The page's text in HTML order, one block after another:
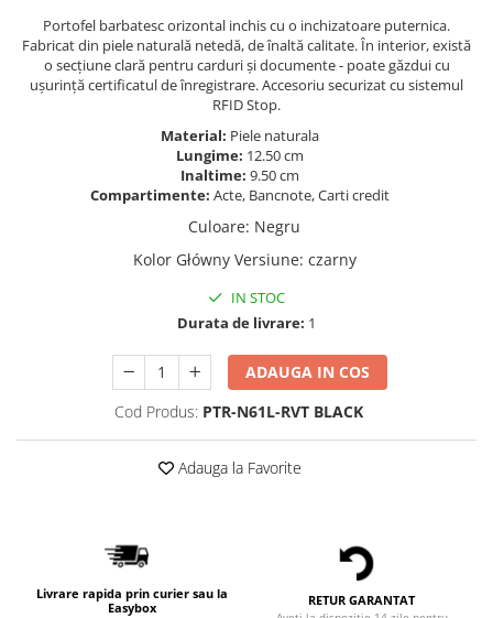
Portofel barbatesc orizontal inchis cu o inchizatoare puternica.
Fabricat din piele naturală netedă, de înaltă calitate. În interior, există
o secțiune clară pentru carduri și documente - poate găzdui cu
ușurință certificatul de înregistrare. Accesoriu securizat cu sistemul
RFID Stop.
Material: Piele naturala
Lungime: 12.50 cm
Inaltime: 9.50 cm
Compartimente: Acte, Bancnote, Carti credit
Culoare: Negru
Kolor Główny Versiune: czarny
IN STOC
Durata de livrare: 1
ADAUGA IN COS
Cod Produs: PTR-N61L-RVT BLACK
Adauga la Favorite
Livrare rapida prin curier sau la
Easybox
RETUR GARANTAT